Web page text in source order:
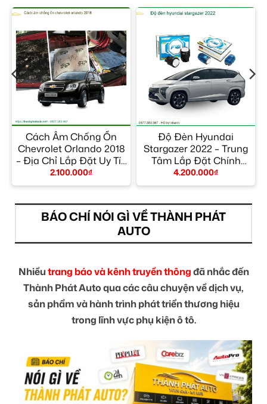
Cách Âm Chống Ồn
Chevrolet Orlando 2018
– Địa Chỉ Lắp Đặt Uy Tín
TPHCM
2.100.000₫
Độ Đèn Hyundai
Stargazer 2022 – Trung
Tâm Lắp Đặt Chính
Hãng Giá Tốt TPHCM
4.200.000₫
BÁO CHÍ NÓI GÌ VỀ THÀNH PHÁT
AUTO
Nhiềutrang báo và kênh truyền thôngđã nhắc đến
Thành Phát Auto qua các câu chuyện về dịch vụ,
sản phẩm và hành trình phát triển thương hiệu
trong lĩnh vực phụ kiện ô tô.